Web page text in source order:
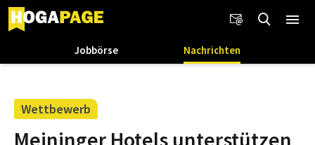
Jobbörse Nachrichten
Wettbewerb
Meininger Hotels unterstützen